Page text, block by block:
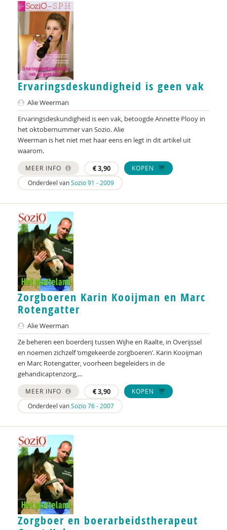
Marjolijn Bijvoets
Niels Bloembergen
Jacqueline Blok
Jan Blokker jr.
Geraldien Blokland
Laurine Blonk
Jeroen Boekhoven
Karen Boele
Anne Boer
Wilma Boevink
Ben Boksebeld
Arjan Bolt
Bodo Bombosch
Denise Bontje
Simone Boogaarts
Marijke Booijink
Martijn Bool
Imke Boonen
Imke Boonen
Ansje Bootsma
Rick Borkent
Jacqueline Bosker
Willem Bosveld
Kees Both
Ervaringsdeskundigheid is geen vak
Alie Weerman
Ervaringsdeskundigheid is een vak, betoogde Annette Plooy in
het oktobernummer van Sozio. Alie
Weerman is het niet met haar eens en legt in dit artikel uit
waarom.
MEER INFO €3,90
KOPEN
Onderdeel vanSozio 91 - 2009
Zorgboeren Karin Kooijman en Marc
Rotengatter
Alie Weerman
Ze beheren een boerderij tussen Wijhe en Raalte, in Overijssel
en noemen zichzelf ‘omgekeerde zorgboeren’. Karin Kooijman
en Marc Rotengatter, voorheen begeleiders in de
gehandicaptenzorg,...
MEER INFO €3,90
KOPEN
Onderdeel vanSozio 76 - 2007
Zorgboer en boerarbeidstherapeut